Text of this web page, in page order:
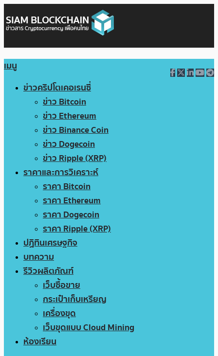
เมนู
ข่าวคริปโตเคอเรนซี่
ข่าว Bitcoin
ข่าว Ethereum
ข่าว Binance Coin
ข่าว Dogecoin
ข่าว Ripple (XRP)
ราคาและการวิเคราะห์
ราคา Bitcoin
ราคา Ethereum
ราคา Dogecoin
ราคา Ripple (XRP)
ปฏิทินเศรษฐกิจ
บทความ
รีวิวผลิตภัณฑ์
เว็บซื้อขาย
กระเป๋าเก็บเหรียญ
เครื่องขุด
เว็บขุดแบบ Cloud Mining
ห้องเรียน